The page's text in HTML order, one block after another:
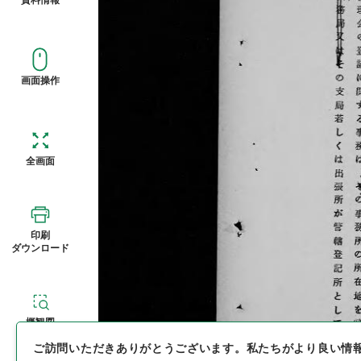
画面操作
全画面
印刷
ダウンロード
概観図
ご訪問いただきありがとうございます。 私たちがより良い情